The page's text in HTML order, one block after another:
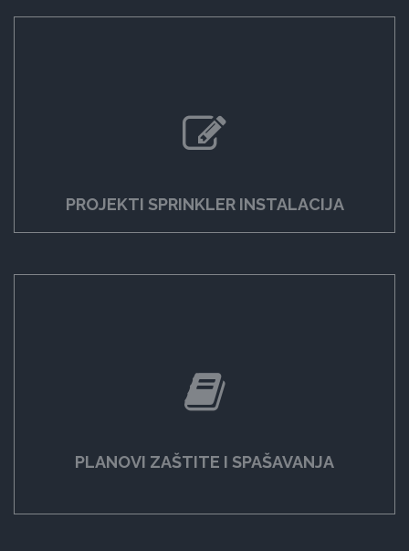
PROJEKTI SPRINKLER INSTALACIJA
PLANOVI ZAŠTITE I SPAŠAVANJA